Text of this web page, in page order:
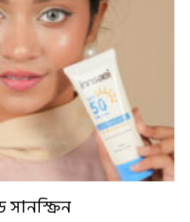
সানস্ক্রিন